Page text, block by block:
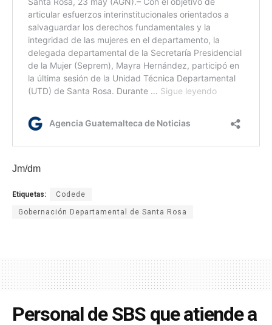
Jm/dm
Etiquetas: Codede
Gobernación Departamental de Santa Rosa
Personal de SBS que atiende a